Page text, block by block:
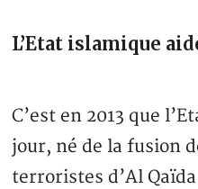
L’Etat islamique
C’est en 2013 que
jour, né de la fusion
terroristes d’Al